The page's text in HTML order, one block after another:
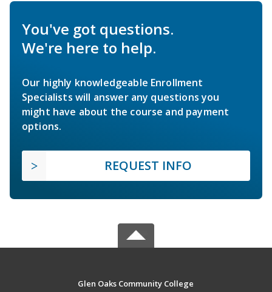
You've got questions.
We're here to help.
Our highly knowledgeable Enrollment
Specialists will answer any questions you
might have about the course and payment
options.
REQUEST INFO
Glen Oaks Community College